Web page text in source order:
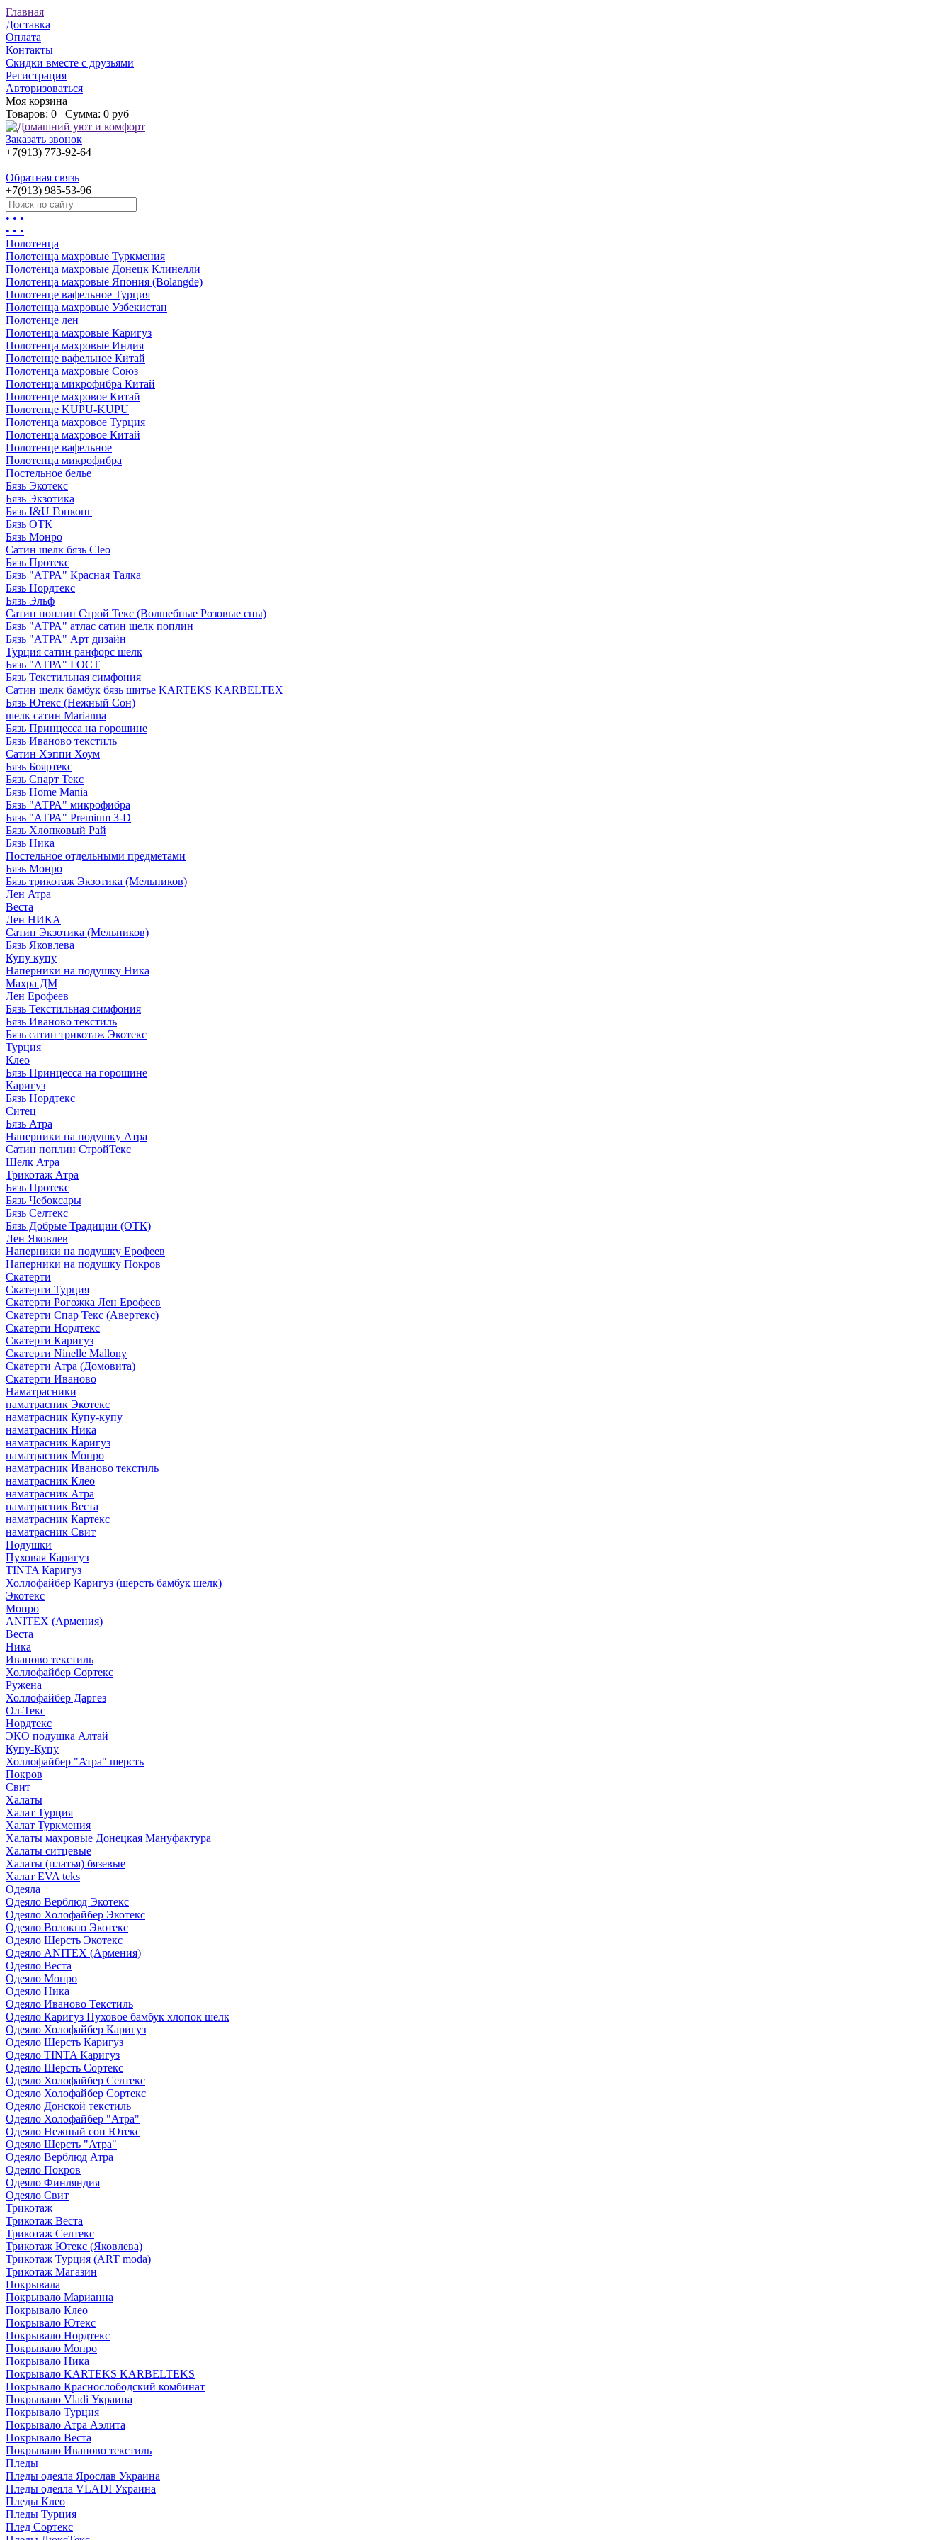
Главная
Доставка
Оплата
Контакты
Скидки вместе с друзьями
Регистрация
Авторизоваться
Моя корзина
Товаров: 0 Сумма: 0 руб
Заказать звонок
+7(913) 773-92-64
Обратная связь
+7(913) 985-53-96
• • •
• • •
Полотенца
Полотенца махровые Туркмения
Полотенца махровые Донецк Клинелли
Полотенца махровые Япония (Bolangde)
Полотенце вафельное Турция
Полотенца махровые Узбекистан
Полотенце лен
Полотенца махровые Каригуз
Полотенца махровые Индия
Полотенце вафельное Китай
Полотенца махровые Союз
Полотенца микрофибра Китай
Полотенце махровое Китай
Полотенце KUPU-KUPU
Полотенца махровое Турция
Полотенца махровое Китай
Полотенце вафельное
Полотенца микрофибра
Постельное белье
Бязь Экотекс
Бязь Экзотика
Бязь I&U Гонконг
Бязь ОТК
Бязь Монро
Сатин шелк бязь Cleo
Бязь Протекс
Бязь "АТРА" Красная Талка
Бязь Нордтекс
Бязь Эльф
Сатин поплин Строй Текс (Волшебные Розовые сны)
Бязь "АТРА" атлас сатин шелк поплин
Бязь "АТРА" Арт дизайн
Турция сатин ранфорс шелк
Бязь "АТРА" ГОСТ
Бязь Текстильная симфония
Сатин шелк бамбук бязь шитье KARTEKS KARBELTEX
Бязь Ютекс (Нежный Сон)
шелк сатин Marianna
Бязь Принцесса на горошине
Бязь Иваново текстиль
Сатин Хэппи Хоум
Бязь Бояртекс
Бязь Спарт Текс
Бязь Home Mania
Бязь "АТРА" микрофибра
Бязь "АТРА" Premium 3-D
Бязь Хлопковый Рай
Бязь Ника
Постельное отдельными предметами
Бязь Монро
Бязь трикотаж Экзотика (Мельников)
Лен Атра
Веста
Лен НИКА
Сатин Экзотика (Мельников)
Бязь Яковлева
Купу купу
Наперники на подушку Ника
Махра ДМ
Лен Ерофеев
Бязь Текстильная симфония
Бязь Иваново текстиль
Бязь сатин трикотаж Экотекс
Турция
Клео
Бязь Принцесса на горошине
Каригуз
Бязь Нордтекс
Ситец
Бязь Атра
Наперники на подушку Атра
Сатин поплин СтройТекс
Шелк Атра
Трикотаж Атра
Бязь Протекс
Бязь Чебоксары
Бязь Селтекс
Бязь Добрые Традиции (ОТК)
Лен Яковлев
Наперники на подушку Ерофеев
Наперники на подушку Покров
Скатерти
Скатерти Турция
Скатерти Рогожка Лен Ерофеев
Скатерти Спар Текс (Авертекс)
Скатерти Нордтекс
Скатерти Каригуз
Скатерти Ninelle Mallony
Скатерти Атра (Домовита)
Скатерти Иваново
Наматрасники
наматрасник Экотекс
наматрасник Купу-купу
наматрасник Ника
наматрасник Каригуз
наматрасник Монро
наматрасник Иваново текстиль
наматрасник Клео
наматрасник Атра
наматрасник Веста
наматрасник Картекс
наматрасник Свит
Подушки
Пуховая Каригуз
TINTA Каригуз
Холлофайбер Каригуз (шерсть бамбук шелк)
Экотекс
Монро
ANITEX (Армения)
Веста
Ника
Иваново текстиль
Холлофайбер Сортекс
Ружена
Холлофайбер Даргез
Ол-Текс
Нордтекс
ЭКО подушка Алтай
Купу-Купу
Холлофайбер "Атра" шерсть
Покров
Свит
Халаты
Халат Турция
Халат Туркмения
Халаты махровые Донецкая Мануфактура
Халаты ситцевые
Халаты (платья) бязевые
Халат EVA teks
Одеяла
Одеяло Верблюд Экотекс
Одеяло Холофайбер Экотекс
Одеяло Волокно Экотекс
Одеяло Шерсть Экотекс
Одеяло ANITEX (Армения)
Одеяло Веста
Одеяло Монро
Одеяло Ника
Одеяло Иваново Текстиль
Одеяло Каригуз Пуховое бамбук хлопок шелк
Одеяло Холофайбер Каригуз
Одеяло Шерсть Каригуз
Одеяло TINTA Каригуз
Одеяло Шерсть Сортекс
Одеяло Холофайбер Селтекс
Одеяло Холофайбер Сортекс
Одеяло Донской текстиль
Одеяло Холофайбер "Атра"
Одеяло Нежный сон Ютекс
Одеяло Шерсть "Атра"
Одеяло Верблюд Атра
Одеяло Покров
Одеяло Финляндия
Одеяло Свит
Трикотаж
Трикотаж Веста
Трикотаж Селтекс
Трикотаж Ютекс (Яковлева)
Трикотаж Турция (ART moda)
Трикотаж Магазин
Покрывала
Покрывало Марианна
Покрывало Клео
Покрывало Ютекс
Покрывало Нордтекс
Покрывало Монро
Покрывало Ника
Покрывало KARTEKS KARBELTEKS
Покрывало Краснослободский комбинат
Покрывало Vladi Украина
Покрывало Турция
Покрывало Атра Аэлита
Покрывало Веста
Покрывало Иваново текстиль
Пледы
Пледы одеяла Ярослав Украина
Пледы одеяла VLADI Украина
Пледы Клео
Пледы Турция
Плед Сортекс